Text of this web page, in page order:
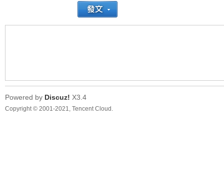
Powered by Discuz! X3.4
Copyright © 2001-2021, Tencent Cloud.